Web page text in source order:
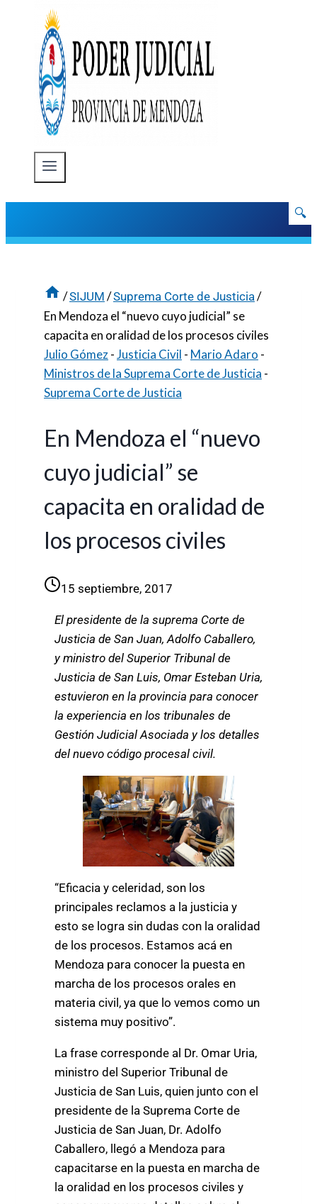
🔍
/SIJUM /Suprema Corte de Justicia/
En Mendoza el “nuevo cuyo judicial” se
capacita en oralidad de los procesos civiles
Julio Gómez-Justicia Civil - Mario Adaro -
Ministros de la Suprema Corte de Justicia -
Suprema Corte de Justicia
En Mendoza el “nuevo
cuyo judicial” se
capacita en oralidad de
los procesos civiles
15 septiembre, 2017
El presidente de la suprema Corte de
Justicia de San Juan, Adolfo Caballero,
y ministro del Superior Tribunal de
Justicia de San Luis, Omar Esteban Uria,
estuvieron en la provincia para conocer
la experiencia en los tribunales de
Gestión Judicial Asociada y los detalles
del nuevo código procesal civil.
“Eficacia y celeridad, son los
principales reclamos a la justicia y
esto se logra sin dudas con la oralidad
de los procesos. Estamos acá en
Mendoza para conocer la puesta en
marcha de los procesos orales en
materia civil, ya que lo vemos como un
sistema muy positivo”.
La frase corresponde al Dr. Omar Uria,
ministro del Superior Tribunal de
Justicia de San Luis, quien junto con el
presidente de la Suprema Corte de
Justicia de San Juan, Dr. Adolfo
Caballero, llegó a Mendoza para
capacitarse en la puesta en marcha de
la oralidad en los procesos civiles y